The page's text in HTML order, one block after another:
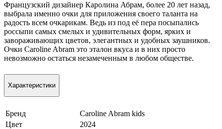
Французский дизайнер Каролина Абрам, более 20 лет назад,
выбрала именно очки для приложения своего таланта на
радость всем очкарикам. Ведь из под её пера посыпались
россыпи самых смелых и удивительных форм, ярких и
завораживающих цветов, элегантных и удобных заушников.
Очки Caroline Abram это эталон вкуса и в них просто
невозможно остаться незамеченным в любом обществе.
Характеристики
Бренд
Caroline Abram kids
Цвет
2024